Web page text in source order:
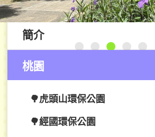
簡介
桃園
🌳虎頭山環保公園
🌳經國環保公園